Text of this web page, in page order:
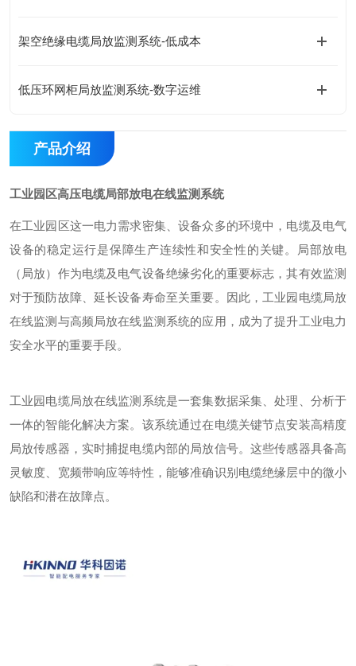
架空绝缘电缆局放监测系统-低成本
低压环网柜局放监测系统-数字运维
产品介绍
工业园区高压电缆局部放电在线监测系统
在工业园区这一电力需求密集、设备众多的环境中，电缆及电气
设备的稳定运行是保障生产连续性和安全性的关键。局部放电
（局放）作为电缆及电气设备绝缘劣化的重要标志，其有效监测
对于预防故障、延长设备寿命至关重要。因此，工业园电缆局放
在线监测与高频局放在线监测系统的应用，成为了提升工业电力
安全水平的重要手段。
工业园电缆局放在线监测系统是一套集数据采集、处理、分析于
一体的智能化解决方案。该系统通过在电缆关键节点安装高精度
局放传感器，实时捕捉电缆内部的局放信号。这些传感器具备高
灵敏度、宽频带响应等特性，能够准确识别电缆绝缘层中的微小
缺陷和潜在故障点。